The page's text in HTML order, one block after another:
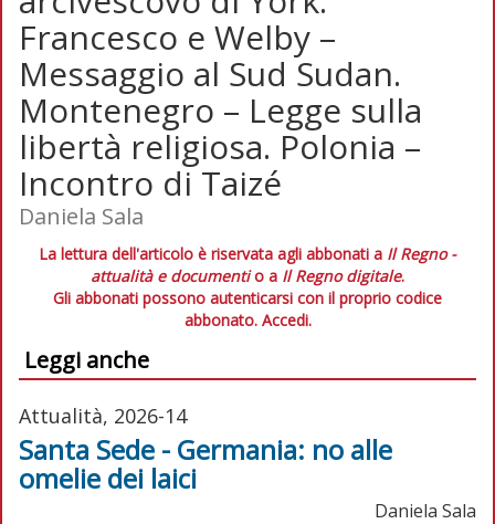
Francesco e Welby –
Messaggio al Sud Sudan.
Montenegro – Legge sulla
libertà religiosa. Polonia –
Incontro di Taizé
Daniela Sala
La lettura dell'articolo è riservata agli abbonati a Il Regno -
attualità e documentio a Il Regno digitale.
Gli abbonati possono autenticarsi con il proprio codice
abbonato. Accedi.
Leggi anche
Attualità, 2026-14
Santa Sede - Germania: no alle
omelie dei laici
Daniela Sala